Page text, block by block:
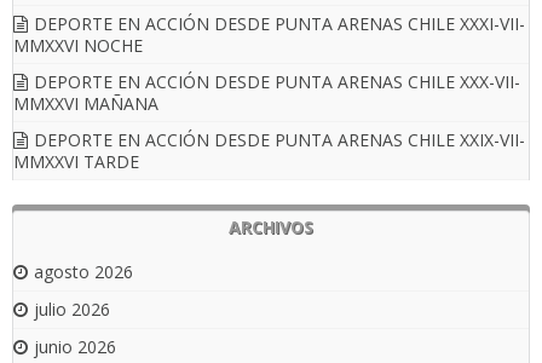
DEPORTE EN ACCIÓN DESDE PUNTA ARENAS CHILE XXXI-VII-
MMXXVI NOCHE
DEPORTE EN ACCIÓN DESDE PUNTA ARENAS CHILE XXX-VII-
MMXXVI MAÑANA
DEPORTE EN ACCIÓN DESDE PUNTA ARENAS CHILE XXIX-VII-
MMXXVI TARDE
ARCHIVOS
agosto 2026
julio 2026
junio 2026